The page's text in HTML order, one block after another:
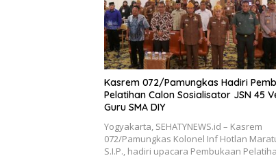
Kasrem 072/Pamungkas Hadiri
Pelatihan Calon Sosialisator JSN 45
Guru SMA DIY
Yogyakarta, SEHATYNEWS.id – Kasrem
072/Pamungkas Kolonel Inf Hotlan
S.I.P., hadiri upacara Pembukaan